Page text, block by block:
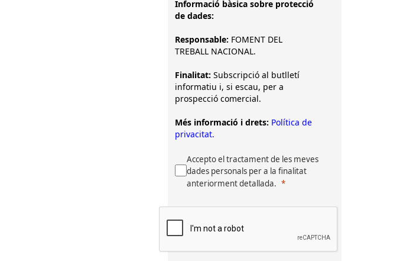
Informació bàsica sobre protecció
de dades:
Responsable: FOMENT DEL
TREBALL NACIONAL.
Finalitat: Subscripció al butlletí
informatiu i, si escau, per a
prospecció comercial.
Més informació i drets: Política de
privacitat.
Accepto el tractament de les meves
dades personals per a la finalitat
anteriorment detallada.